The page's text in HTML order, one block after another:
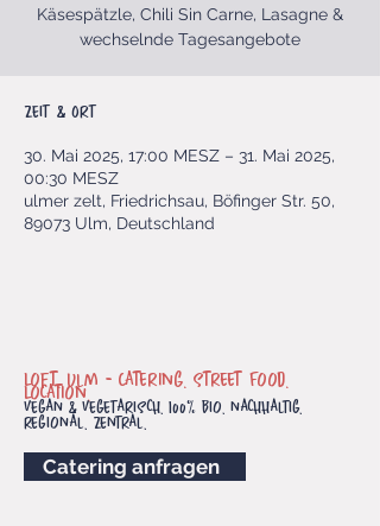
Käsespätzle, Chili Sin Carne, Lasagne &
wechselnde Tagesangebote
Zeit & Ort
30. Mai 2025, 17:00 MESZ – 31. Mai 2025,
00:30 MESZ
ulmer zelt, Friedrichsau, Böfinger Str. 50,
89073 Ulm, Deutschland
Loft. Ulm - Catering. Street Food.
Location.
vegan & vegetarisch. 100% bio. nachhaltig.
regional. Zentral.
Catering anfragen